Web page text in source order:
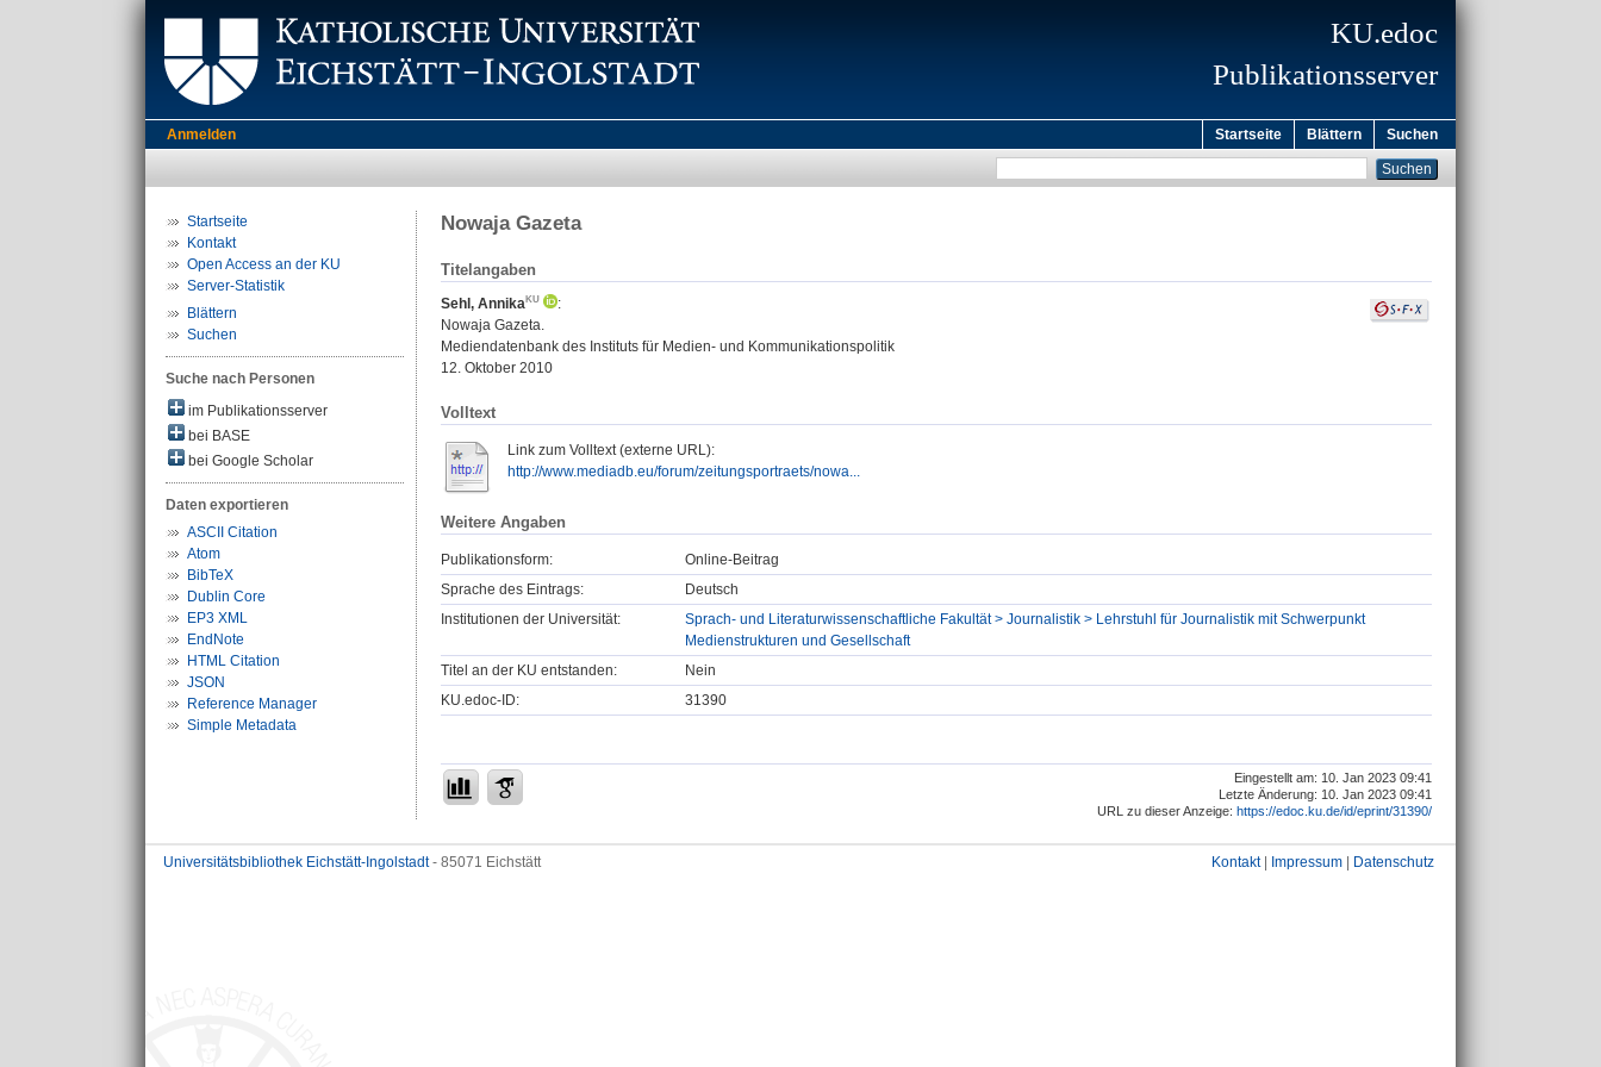
KU.edoc
Publikationsserver
Anmelden Startseite Blättern Suchen
Startseite
Kontakt
Open Access an der KU
Server-Statistik
Blättern
Suchen
Suche nach Personen
im Publikationsserver
bei BASE
bei Google Scholar
Daten exportieren
ASCII Citation
Atom
BibTeX
Dublin Core
EP3 XML
EndNote
HTML Citation
JSON
Reference Manager
Simple Metadata
Nowaja Gazeta
Titelangaben
Sehl, Annika
:
Nowaja Gazeta.
Mediendatenbank des Instituts für Medien- und Kommunikationspolitik
12. Oktober 2010
Volltext
Link zum Volltext (externe URL):
http://www.mediadb.eu/forum/zeitungsportraets/nowa...
Weitere Angaben
Publikationsform:
Online-Beitrag
Sprache des Eintrags:
Deutsch
Institutionen der Universität:
Sprach- und Literaturwissenschaftliche Fakultät > Journalistik > Lehrstuhl für Journalistik mit Schwerpunkt
Medienstrukturen und Gesellschaft
Titel an der KU entstanden:
Nein
KU.edoc-ID:
31390
Eingestellt am: 10. Jan 2023 09:41
Letzte Änderung: 10. Jan 2023 09:41
URL zu dieser Anzeige: https://edoc.ku.de/id/eprint/31390/
Universitätsbibliothek Eichstätt-Ingolstadt- 85071 Eichstätt Kontakt| Impressum Datenschutz